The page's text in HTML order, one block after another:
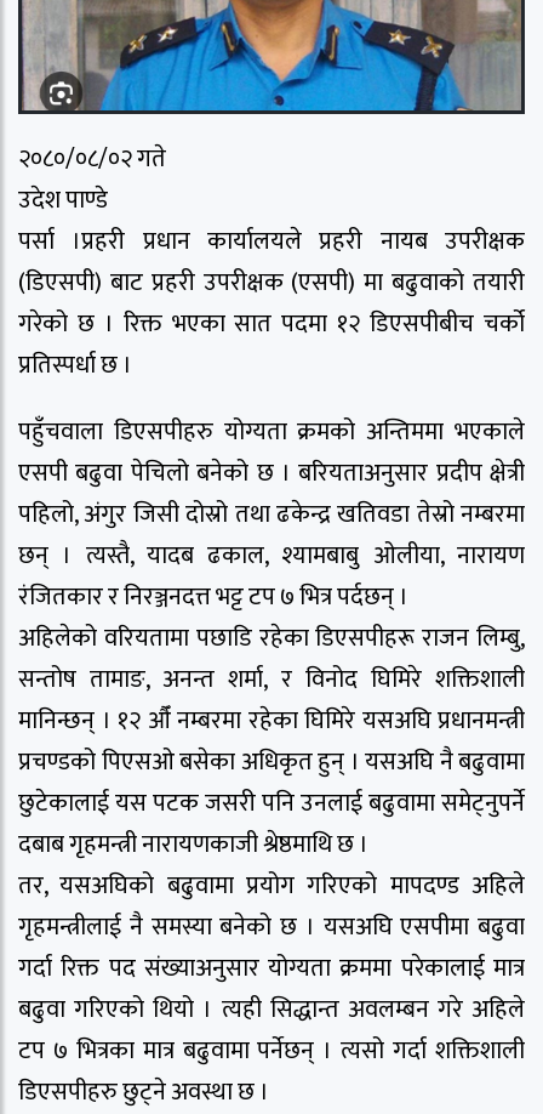
२०८०/०८/०२ गते
उदेश पाण्डे
पर्सा ।प्रहरी प्रधान कार्यालयले प्रहरी नायब उपरीक्षक
(डिएसपी) बाट प्रहरी उपरीक्षक (एसपी) मा बढुवाको तयारी
गरेको छ । रिक्त भएका सात पदमा १२ डिएसपीबीच चर्को
प्रतिस्पर्धा छ ।
पहुँचवाला डिएसपीहरु योग्यता क्रमको अन्तिममा भएकाले
एसपी बढुवा पेचिलो बनेको छ । बरियताअनुसार प्रदीप क्षेत्री
पहिलो, अंगुर जिसी दोस्रो तथा ढकेन्द्र खतिवडा तेस्रो नम्बरमा
छन् । त्यस्तै, यादब ढकाल, श्यामबाबु ओलीया, नारायण
रंजितकार र निरञ्जनदत्त भट्ट टप ७ भित्र पर्दछन् ।
अहिलेको वरियतामा पछाडि रहेका डिएसपीहरू राजन लिम्बु,
सन्तोष तामाङ, अनन्त शर्मा, र विनोद घिमिरे शक्तिशाली
मानिन्छन् । १२ औँ नम्बरमा रहेका घिमिरे यसअघि प्रधानमन्त्री
प्रचण्डको पिएसओ बसेका अधिकृत हुन् । यसअघि नै बढुवामा
छुटेकालाई यस पटक जसरी पनि उनलाई बढुवामा समेट्नुपर्ने
दबाब गृहमन्त्री नारायणकाजी श्रेष्ठमाथि छ ।
तर, यसअघिको बढुवामा प्रयोग गरिएको मापदण्ड अहिले
गृहमन्त्रीलाई नै समस्या बनेको छ । यसअघि एसपीमा बढुवा
गर्दा रिक्त पद संख्याअनुसार योग्यता क्रममा परेकालाई मात्र
बढुवा गरिएको थियो । त्यही सिद्धान्त अवलम्बन गरे अहिले
टप ७ भित्रका मात्र बढुवामा पर्नेछन् । त्यसो गर्दा शक्तिशाली
डिएसपीहरु छुट्ने अवस्था छ ।